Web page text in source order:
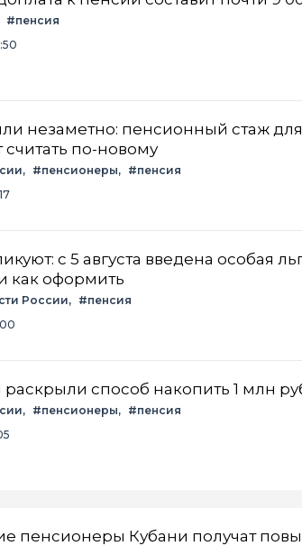
#пенсия
незаметно: пенсионный стаж для
считать по-новому
#пенсионеры
#пенсия
с 5 августа введена особая
как оформить
России
#пенсия
способ накопить 1 млн
#пенсионеры
#пенсия
пенсионеры Кубани получат